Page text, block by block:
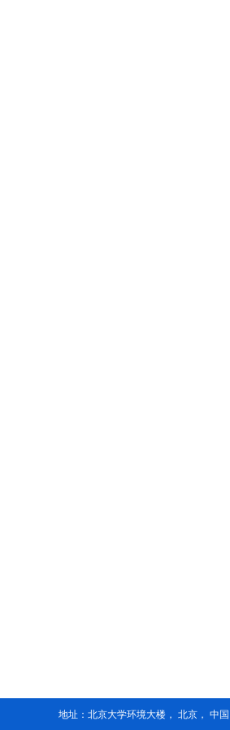
地址：北京大学环境大楼， 北京，